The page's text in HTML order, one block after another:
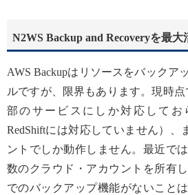
N2WS Backup and Recoveryを最大
AWS Backupはリソースをバックア
ルですが、限界もあります。現時点
部のサービスにしか対応してお
RedShiftには対応していません）、
ントでしか動作しません。最近で
数のクラウド・アカウントを所有
でのバックアップ機能がないこと